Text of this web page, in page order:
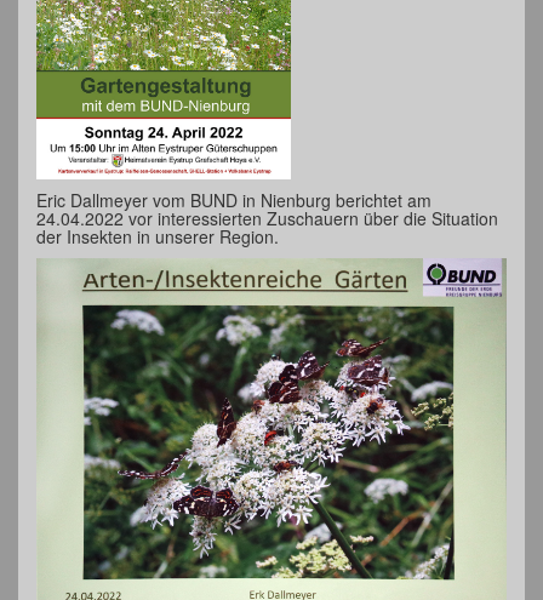
Eric Dallmeyer vom BUND in Nienburg berichtet am
24.04.2022 vor interessierten Zuschauern über die Situation
der Insekten in unserer Region.